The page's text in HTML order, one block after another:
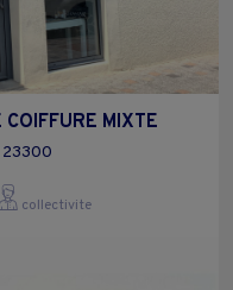
MIXTE
23300
collectivite